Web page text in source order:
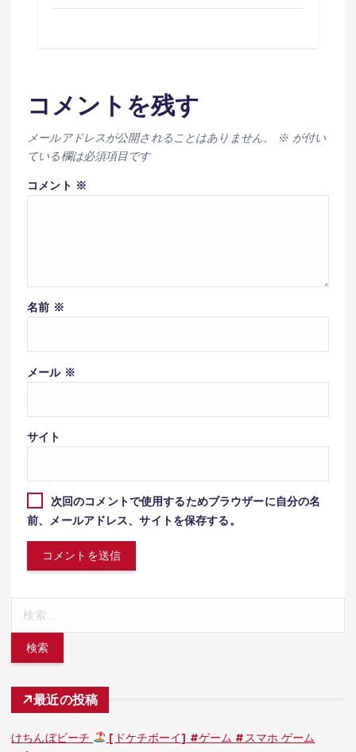
コメントを残す
メールアドレスが公開されることはありません。 ※が付い
ている欄は必須項目です
コメント ※
名前 ※
メール ※
サイト
次回のコメントで使用するためブラウザーに自分の名
前、メールアドレス、サイトを保存する。
最近の投稿
けちんぼビーチ
[ドケチボーイ] #ゲーム #スマホ ゲーム